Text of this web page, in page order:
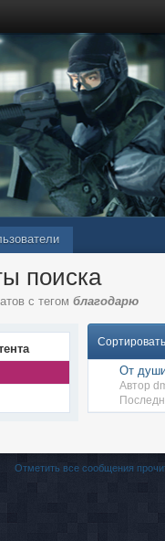
поиска
с тегомблагодарю
Сортировать
От
Автор
Отметить все сообщения